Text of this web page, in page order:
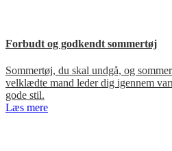
Forbudt og godkendt sommertøj
Sommertøj, du skal undgå, og
velklædte mand leder dig igennem
gode stil.
Læs mere